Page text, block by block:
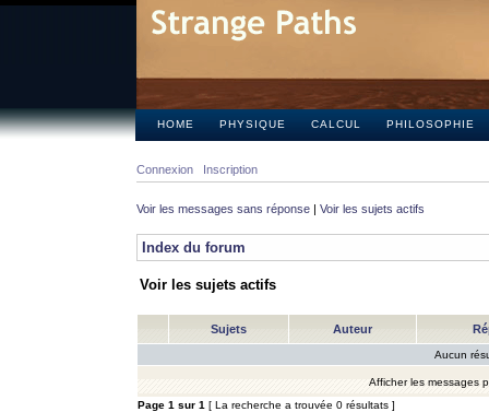
HOME PHYSIQUE CALCUL PHILOSOPHIE
Connexion Inscription
Voir les messages sans réponse | Voir les sujets actifs
Index du forum
Voir les sujets actifs
Sujets Auteur
Aucun
Afficher les messages
Page 1 sur 1 [ La recherche a trouvée 0 résultats ]